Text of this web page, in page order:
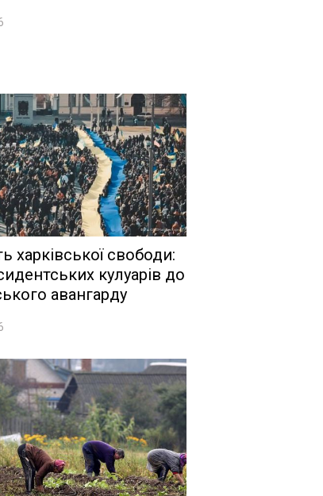
харківської свободи:
кулуарів до
авангарду